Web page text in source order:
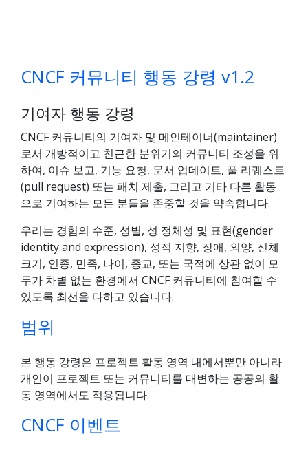
CNCF 커뮤니티 행동 강령 v1.2
기여자 행동 강령
CNCF 커뮤니티의 기여자 및 메인테이너(maintainer)
로서 개방적이고 친근한 분위기의 커뮤니티 조성을 위
하여, 이슈 보고, 기능 요청, 문서 업데이트, 풀 리퀘스트
(pull request) 또는 패치 제출, 그리고 기타 다른 활동
으로 기여하는 모든 분들을 존중할 것을 약속합니다.
우리는 경험의 수준, 성별, 성 정체성 및 표현(gender
identity and expression), 성적 지향, 장애, 외양, 신체
크기, 인종, 민족, 나이, 종교, 또는 국적에 상관 없이 모
두가 차별 없는 환경에서 CNCF 커뮤니티에 참여할 수
있도록 최선을 다하고 있습니다.
범위
본 행동 강령은 프로젝트 활동 영역 내에서뿐만 아니라
개인이 프로젝트 또는 커뮤니티를 대변하는 공공의 활
동 영역에서도 적용됩니다.
CNCF 이벤트